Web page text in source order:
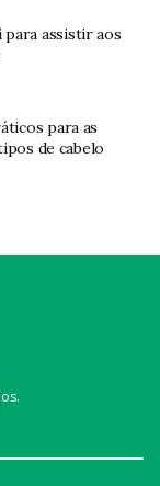
para assistir aos
para as
de cabelo